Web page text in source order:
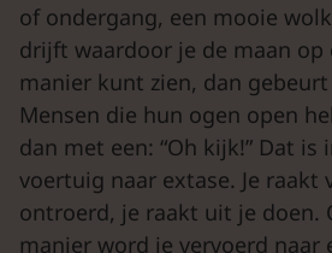
of ondergang, een mooie
drijft waardoor je de maan op
manier kunt zien, dan
Mensen die hun ogen open
dan met een: “Oh kijk!” Dat is
voertuig naar extase. Je raakt
ontroerd, je raakt uit je doen.
manier word je vervoerd naar